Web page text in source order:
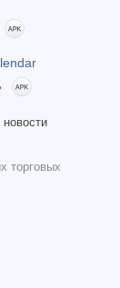
торговых